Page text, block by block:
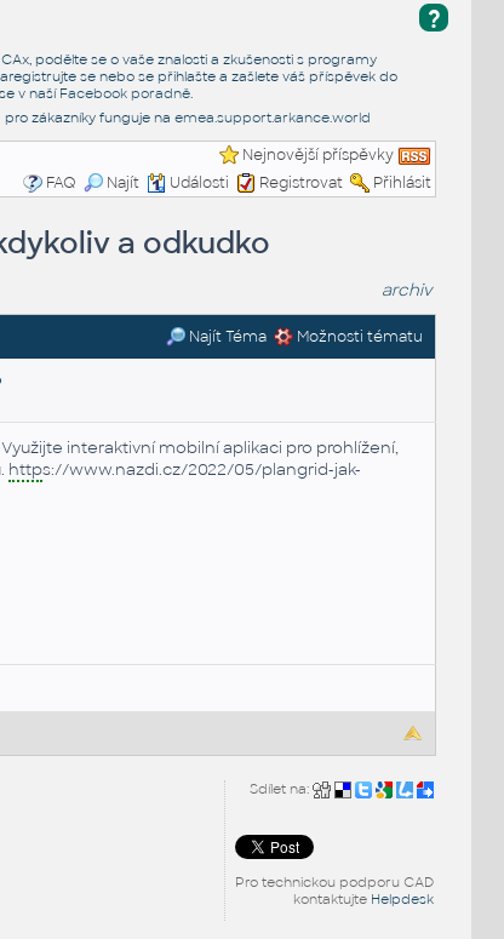
?
podělte se o vaše znalosti a zkušenosti s programy
se nebo se přihlašte a zašlete váš příspěvek do
v naší Facebook poradně.
zákazníky funguje na emea.support.arkance.world
Nejnovější příspěvky
FAQ
Najít Události Registrovat Přihlásit
a odkudko
archiv
Najít Téma Možnosti tématu
interaktivní mobilní aplikaci pro prohlížení,
https://www.nazdi.cz/2022/05/plangrid-jak-
Sdílet na:
Pro technickou podporu CAD
kontaktujte Helpdesk